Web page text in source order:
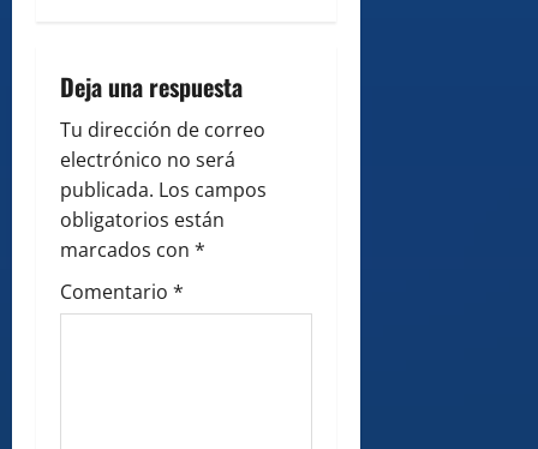
a
t
i
o
n
Deja una respuesta
Tu dirección de correo
electrónico no será
publicada. Los campos
obligatorios están
marcados con *
Comentario *